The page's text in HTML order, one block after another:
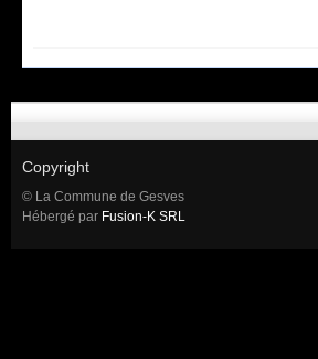
Copyright
© La Commune de Gesves
Hébergé par Fusion-K SRL